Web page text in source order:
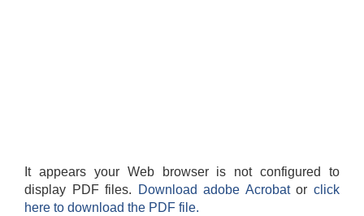
It appears your Web browser is not configured to
display PDF files.
Download adobe Acrobatorclick
here to download the PDF file.